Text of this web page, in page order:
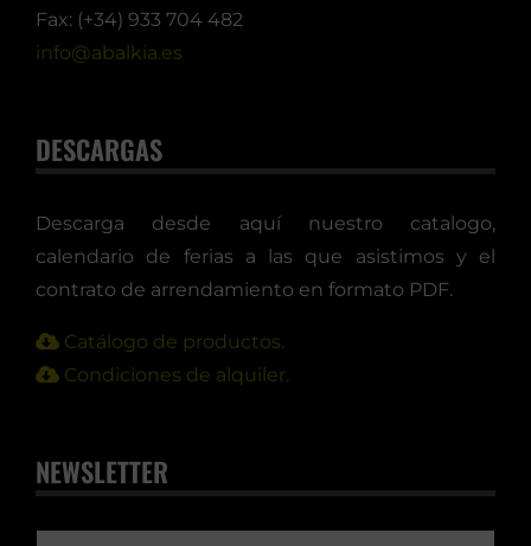
Fax: (+34) 933 704 482
info@abalkia.es
DESCARGAS
Descarga desde aquí nuestro catalogo,
calendario de ferias a las que asistimos y el
contrato de arrendamiento en formato PDF.
Catálogo de productos.
Condiciones de alquiler.
NEWSLETTER